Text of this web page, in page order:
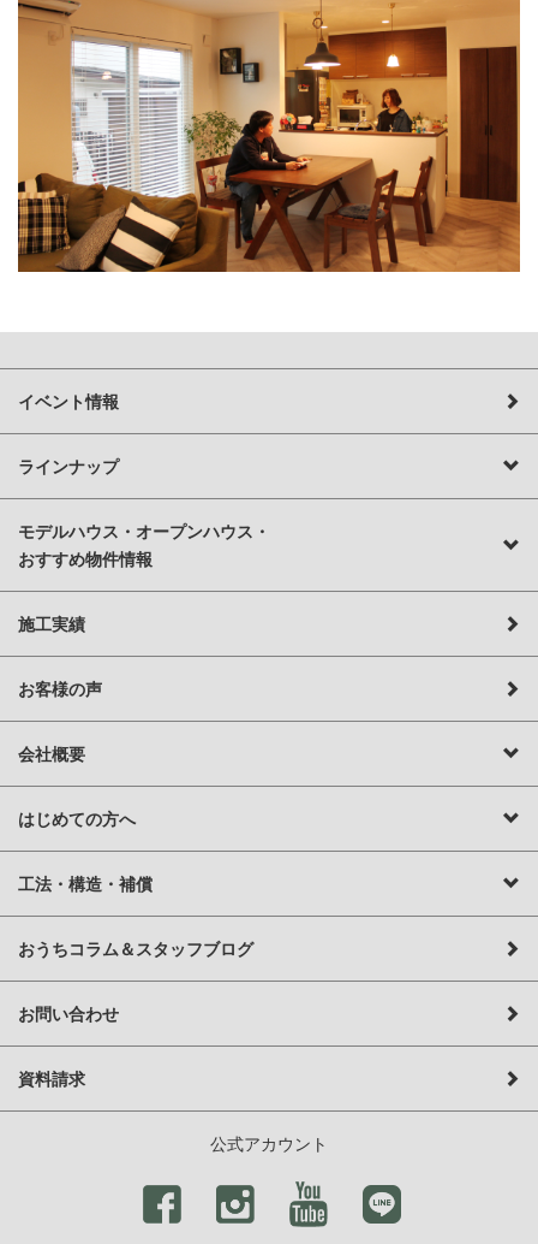
イベント情報
ラインナップ
モデルハウス・オープンハウス・
おすすめ物件情報
施工実績
お客様の声
会社概要
はじめての方へ
工法・構造・補償
おうちコラム＆スタッフブログ
お問い合わせ
資料請求
公式アカウント